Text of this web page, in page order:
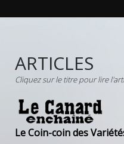
ARTICLES
Cliquez sur le titre pour lire
Le Coin-coin des